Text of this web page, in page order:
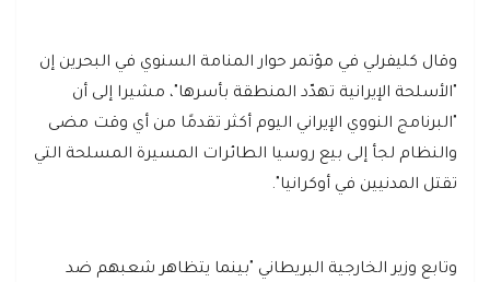
وقال كليفرلي في مؤتمر حوار المنامة السنوي في البحرين إن
"الأسلحة الإيرانية تهدّد المنطقة بأسرها"، مشيرا إلى أن
"البرنامج النووي الإيراني اليوم أكثر تقدمًا من أي وقت مضى
والنظام لجأ إلى بيع روسيا الطائرات المسيرة المسلحة التي
تقتل المدنيين في أوكرانيا".
وتابع وزير الخارجية البريطاني "بينما يتظاهر شعبهم ضد